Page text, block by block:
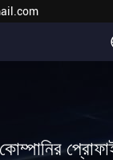
কোম্পানির